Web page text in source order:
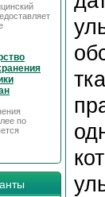
по